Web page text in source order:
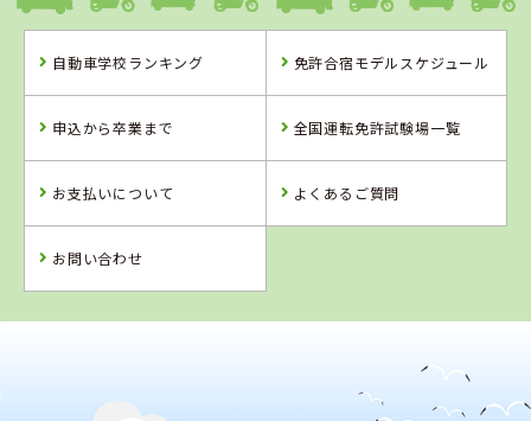
詳 細 予 約
ングスクール
詳 細
予 約
詳 細
自動車学校ランキング 免許合宿モデルスケジュール
申込から卒業まで 全国運転免許試験場一覧
お支払いについて よくあるご質問
お問い合わせ